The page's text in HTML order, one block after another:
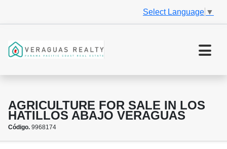
Select Language ▼
AGRICULTURE FOR SALE IN LOS
HATILLOS ABAJO VERAGUAS
Código. 9968174